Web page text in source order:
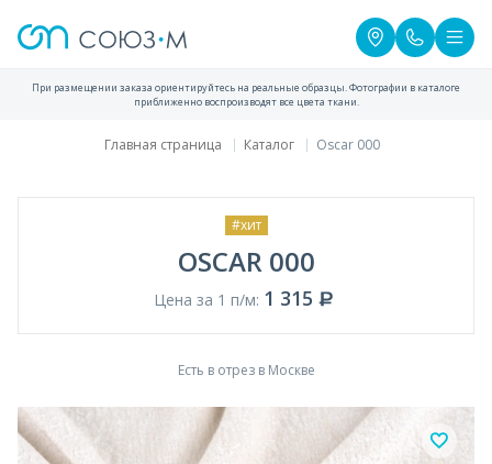
При размещении заказа ориентируйтесь на реальные образцы. Фотографии в каталоге
приближенно воспроизводят все цвета ткани.
Главная страница Каталог Oscar 000
#хит
OSCAR 000
Цена за 1 п/м: 1 315
Есть в отрез в Москве